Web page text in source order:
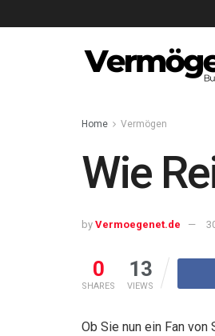
Home Vermögen
Wie
by Vermoegenet.de
0
SHARES
13
VIEWS
Ob Sie nun ein Fan